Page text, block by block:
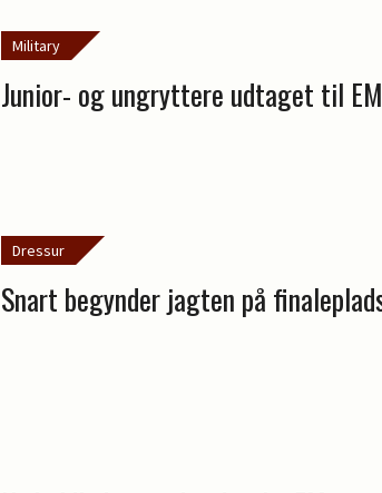
Military
Junior- og ungryttere udtaget til EM
Dressur
Snart begynder jagten på